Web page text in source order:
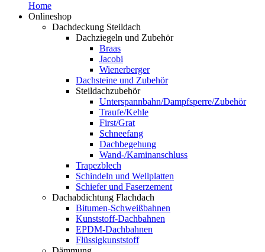
Home
Onlineshop
Dachdeckung Steildach
Dachziegeln und Zubehör
Braas
Jacobi
Wienerberger
Dachsteine und Zubehör
Steildachzubehör
Unterspannbahn/Dampfsperre/Zubehör
Traufe/Kehle
First/Grat
Schneefang
Dachbegehung
Wand-/Kaminanschluss
Trapezblech
Schindeln und Wellplatten
Schiefer und Faserzement
Dachabdichtung Flachdach
Bitumen-Schweißbahnen
Kunststoff-Dachbahnen
EPDM-Dachbahnen
Flüssigkunststoff